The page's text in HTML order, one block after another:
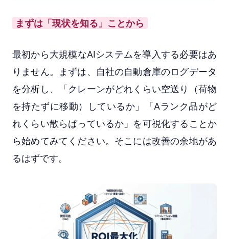
まずは「現状を知る」ことから
最初から大規模なAIシステムを導入する必要はあ
りません。まずは、自社の自動倉庫のログデータ
を分析し、「クレーンがどれくらい空送り（荷物
を持たずに移動）しているか」「Aランク品がど
れくらい散らばっているか」を可視化することか
ら始めてみてください。そこには改善の余地があ
るはずです。